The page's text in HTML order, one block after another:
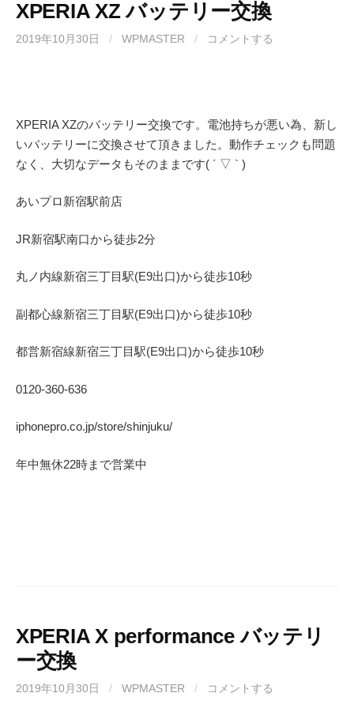
XPERIA XZ バッテリー交換
2019年10月30日 / WPMASTER / コメントする
XPERIA XZのバッテリー交換です。電池持ちが悪い為、新し
いバッテリーに交換させて頂きました。動作チェックも問題
なく、大切なデータもそのままです( ´ ▽ ` )
あいプロ新宿駅前店
JR新宿駅南口から徒歩2分
丸ノ内線新宿三丁目駅(E9出口)から徒歩10秒
副都心線新宿三丁目駅(E9出口)から徒歩10秒
都営新宿線新宿三丁目駅(E9出口)から徒歩10秒
0120-360-636
iphonepro.co.jp/store/shinjuku/
年中無休22時まで営業中
XPERIA X performance バッテリ
ー交換
2019年10月30日 / WPMASTER / コメントする